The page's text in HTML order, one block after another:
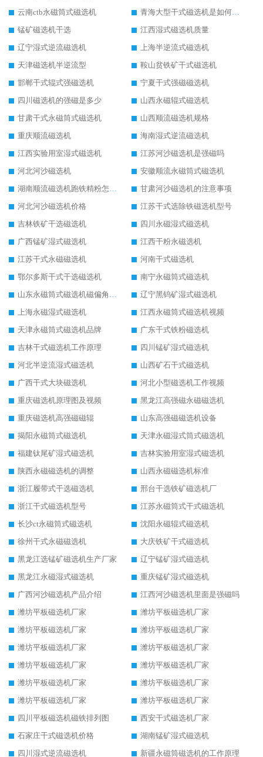
云南ctb永磁筒式磁选机
青海大型干式磁选机是如何选矿的
锰矿磁选机干选
江西湿式磁选机质量
辽宁湿式逆流磁选机
上海半逆流式磁选机
天津磁选机半逆流型
鞍山贫铁矿干式磁选机
邯郸干式辊式强磁选机
宁夏干式强磁磁选机
四川磁选机的强磁是多少
山西永磁辊式磁选机
甘肃干式永磁筒式磁选机
山西顺流磁选机规格
重庆顺流磁选机
海南湿式逆流磁选机
江西实验用室湿式磁选机
江苏河沙磁选机是强磁吗
河北河沙磁选机
安徽顺流永磁筒式磁选机
湖南顺流磁选机跑铁精粉怎么处理
甘肃河沙磁选机的注意事项
河北河沙磁选机价格
江苏干式选除铁磁选机型号
吉林铁矿干选磁选机
四川永磁湿式磁选机
广西锰矿湿式磁选机
江西干粉永磁选机
江苏干式永磁磁选机
河南干式磁选机
鄂尔多斯干式干选磁选机
南宁永磁筒式磁选机
山东永磁筒式磁选机磁偏角怎么调整
辽宁黑钨矿湿式磁选机
上海永磁湿式磁选机
江西永磁筒式磁选机视频
天津永磁筒式磁选机品牌
广东干式铁粉磁选机
吉林干式磁选机工作原理
四川锰矿湿式磁选机
河北半逆流湿式磁选机
山西矿石干式磁选机
广西干式大块磁选机
河北小型磁选机工作视频
重庆磁选机原理图及视频
黑龙江高强磁永磁磁选机
重庆磁选机高强磁磁辊
山东高强磁磁选机设备
揭阳永磁筒式磁选机
天津永磁湿式筒式磁选机
福建钛尾矿湿式磁选机
吉林实验用室湿式磁选机
陕西永磁磁选机的调整
山西永磁磁选机标准
浙江履带式干选磁选机
邢台干选铁矿磁选机厂
浙江干式磁选机型号
江苏永磁筒式干式磁选机
长沙ct永磁筒式磁选机
沈阳永磁辊式磁选机
徐州干式永磁磁选机
大庆铁矿干式磁选机
黑龙江选锰矿磁选机生产厂家
辽宁锰矿湿式磁选机
黑龙江永磁湿式磁选机
重庆锰矿湿式磁选机
广西河沙磁选机产品介绍
江西河沙磁选机里面是强磁吗
潍坊平板磁选机厂家
潍坊平板磁选机厂家
潍坊平板磁选机厂家
潍坊平板磁选机厂家
潍坊平板磁选机厂家
潍坊平板磁选机厂家
潍坊平板磁选机厂家
潍坊平板磁选机厂家
潍坊平板磁选机厂家
潍坊平板磁选机厂家
潍坊平板磁选机厂家
潍坊平板磁选机厂家
四川平板磁选机磁铁排列图
西安干式磁选机厂家
石家庄干式磁选机价格
湖南锰矿湿式磁选机
四川湿式逆流磁选机
新疆永磁筒磁选机的工作原理